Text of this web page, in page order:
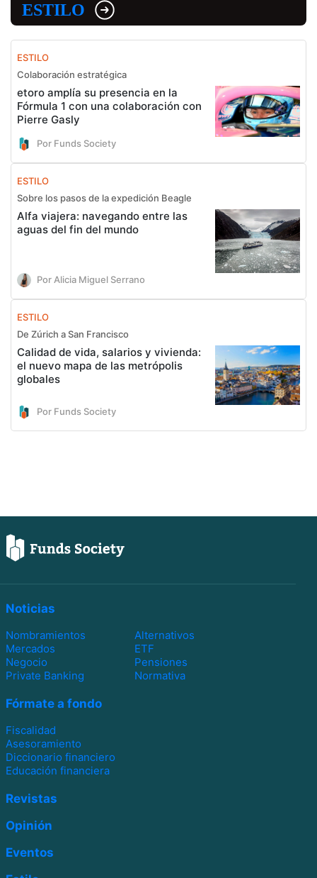
ESTILO
ESTILO
Colaboración estratégica
etoro amplía su presencia en la
Fórmula 1 con una colaboración con
Pierre Gasly
Por Funds Society
ESTILO
Sobre los pasos de la expedición Beagle
Alfa viajera: navegando entre las
aguas del fin del mundo
Por Alicia Miguel Serrano
ESTILO
De Zúrich a San Francisco
Calidad de vida, salarios y vivienda:
el nuevo mapa de las metrópolis
globales
Por Funds Society
Noticias
Nombramientos
Alternativos
Mercados
ETF
Negocio
Pensiones
Private Banking
Normativa
Fórmate a fondo
Fiscalidad
Asesoramiento
Diccionario financiero
Educación financiera
Revistas
Opinión
Eventos